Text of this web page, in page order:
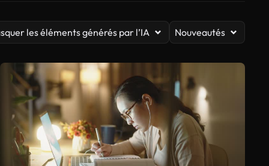
les éléments générés par l’IA Nouveautés